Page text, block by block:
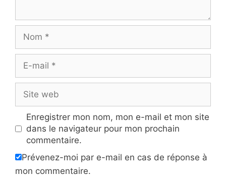
mail
web
Enregistrer mon nom, mon e-mail et mon site
dans le navigateur pour mon prochain
commentaire.
Prévenez-moi par e-mail en cas de réponse à
mon commentaire.